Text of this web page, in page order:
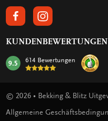
FOLGEN SIE UNS AUF
FOLGEN SIE UNS
KUNDENBEWERTUNGEN
mark:
9.5 614 Bewertungen
© 2026 • Bekking & Blitz
Allgemeine